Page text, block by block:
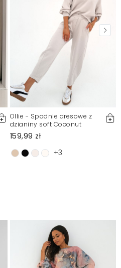
Ollie - Spodnie dresowe z
dzianiny soft Coconut
159,99 zł
+3